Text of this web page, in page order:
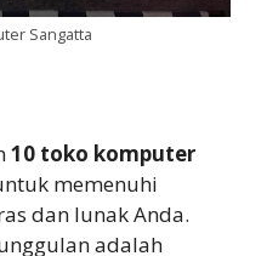
Sangatta
10 toko komputer
memenuhi
dan lunak Anda.
adalah